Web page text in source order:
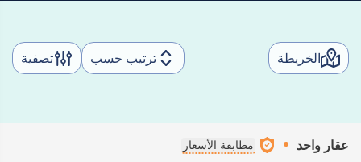
الخريطة ترتيب حسب تصفية
عقار واحد مطابقة الأسعار